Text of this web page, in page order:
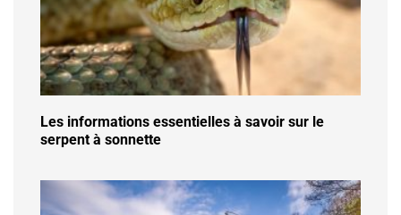
Les informations essentielles à savoir sur le
serpent à sonnette